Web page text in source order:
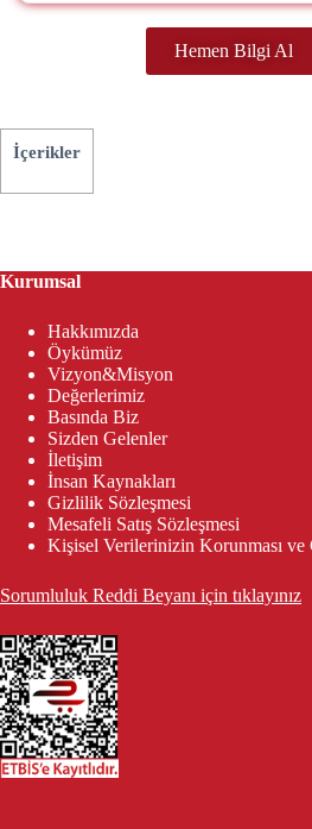
Hemen Bilgi Al
İçerikler
Kurumsal
Hakkımızda
Öykümüz
Vizyon&Misyon
Değerlerimiz
Basında Biz
Sizden Gelenler
İletişim
İnsan Kaynakları
Gizlilik Sözleşmesi
Mesafeli Satış Sözleşmesi
Kişisel Verilerinizin Korunması
Sorumluluk Reddi Beyanı için tıklayınız